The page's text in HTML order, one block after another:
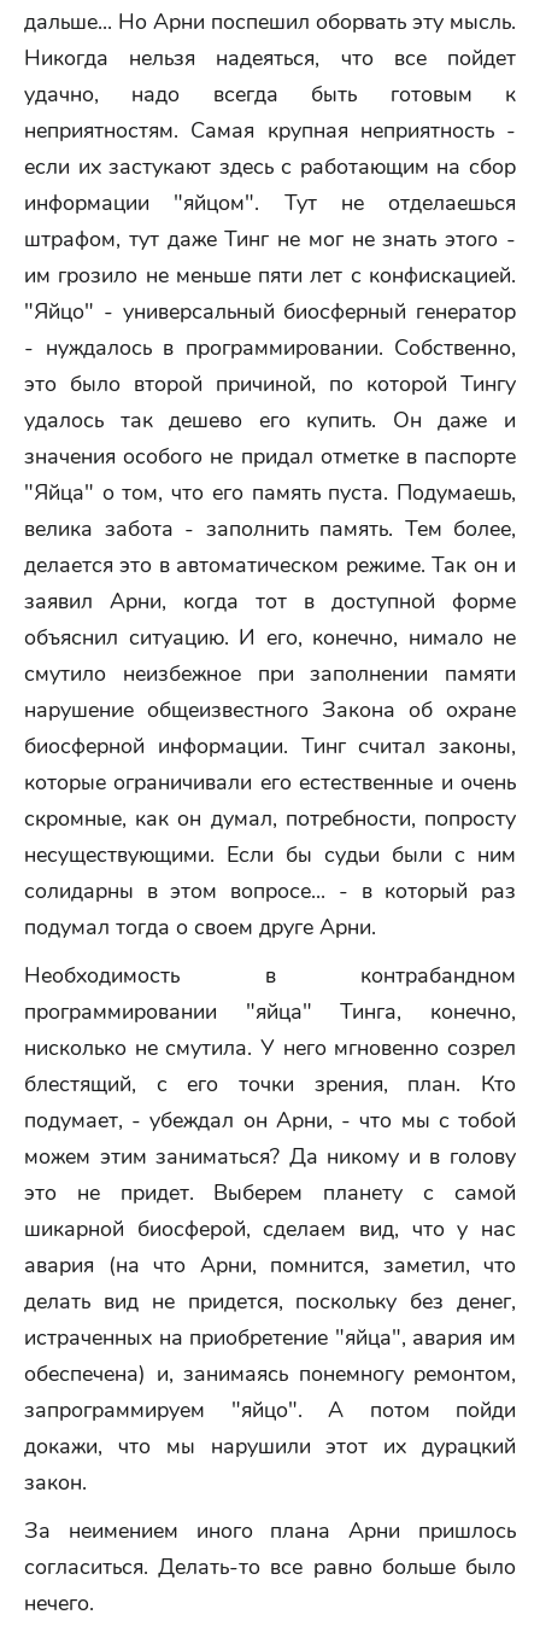
дальше... Но Арни поспешил оборвать эту мысль.
Никогда нельзя надеяться, что все пойдет
удачно, надо всегда быть готовым к
неприятностям. Самая крупная неприятность -
если их застукают здесь с работающим на сбор
информации "яйцом". Тут не отделаешься
штрафом, тут даже Тинг не мог не знать этого -
им грозило не меньше пяти лет с конфискацией.
"Яйцо" - универсальный биосферный генератор
- нуждалось в программировании. Собственно,
это было второй причиной, по которой Тингу
удалось так дешево его купить. Он даже и
значения особого не придал отметке в паспорте
"Яйца" о том, что его память пуста. Подумаешь,
велика забота - заполнить память. Тем более,
делается это в автоматическом режиме. Так он и
заявил Арни, когда тот в доступной форме
объяснил ситуацию. И его, конечно, нимало не
смутило неизбежное при заполнении памяти
нарушение общеизвестного Закона об охране
биосферной информации. Тинг считал законы,
которые ограничивали его естественные и очень
скромные, как он думал, потребности, попросту
несуществующими. Если бы судьи были с ним
солидарны в этом вопросе... - в который раз
подумал тогда о своем друге Арни.
Необходимость в контрабандном
программировании "яйца" Тинга, конечно,
нисколько не смутила. У него мгновенно созрел
блестящий, с его точки зрения, план. Кто
подумает, - убеждал он Арни, - что мы с тобой
можем этим заниматься? Да никому и в голову
это не придет. Выберем планету с самой
шикарной биосферой, сделаем вид, что у нас
авария (на что Арни, помнится, заметил, что
делать вид не придется, поскольку без денег,
истраченных на приобретение "яйца", авария им
обеспечена) и, занимаясь понемногу ремонтом,
запрограммируем "яйцо". А потом пойди
докажи, что мы нарушили этот их дурацкий
закон.
За неимением иного плана Арни пришлось
согласиться. Делать-то все равно больше было
нечего.